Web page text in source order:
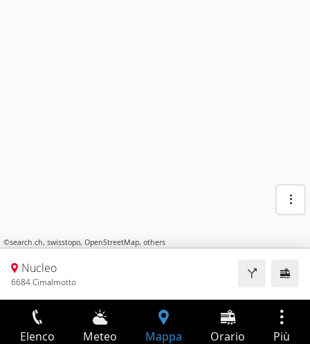
©search.ch, swisstopo, OpenStreetMap, others
Nucleo
6684 Cimalmotto
Elenco Meteo Mappa Orario Più